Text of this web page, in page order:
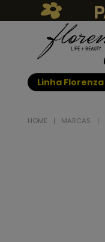
Linha Florenza
MARCAS